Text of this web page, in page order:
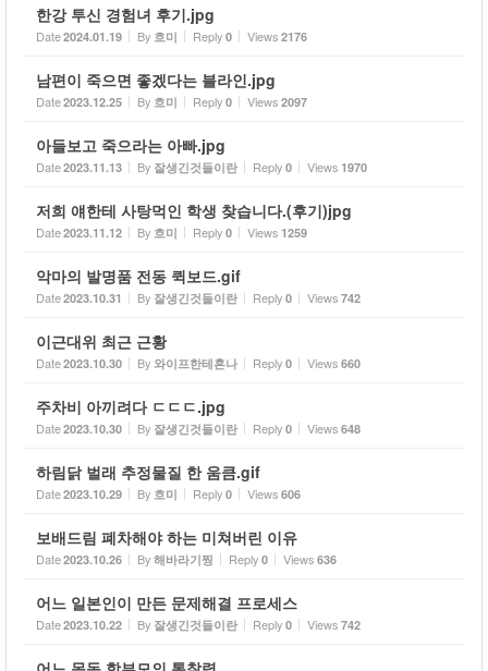
한강 투신 경험녀 후기.jpg
Date2024.01.19 By 흐미 Reply 0 Views 2176
남편이 죽으면 좋겠다는 블라인.jpg
Date2023.12.25 By 흐미 Reply 0 Views 2097
아들보고 죽으라는 아빠.jpg
Date2023.11.13 By 잘생긴것들이란 Reply 0 Views 1970
저희 얘한테 사탕먹인 학생 찾습니다.(후기)jpg
Date2023.11.12 By 흐미 Reply 0 Views 1259
악마의 발명품 전동 퀵보드.gif
Date2023.10.31 By 잘생긴것들이란 Reply 0 Views 742
이근대위 최근 근황
Date2023.10.30 By 와이프한테혼나 Reply 0 Views 660
주차비 아끼려다 ㄷㄷㄷ.jpg
Date2023.10.30 By 잘생긴것들이란 Reply 0 Views 648
하림닭 벌래 추정물질 한 움큼.gif
Date2023.10.29 By 흐미 Reply 0 Views 606
보배드림 폐차해야 하는 미쳐버린 이유
Date2023.10.26 By 해바라기찡 Reply 0 Views 636
어느 일본인이 만든 문제해결 프로세스
Date2023.10.22 By 잘생긴것들이란 Reply 0 Views 742